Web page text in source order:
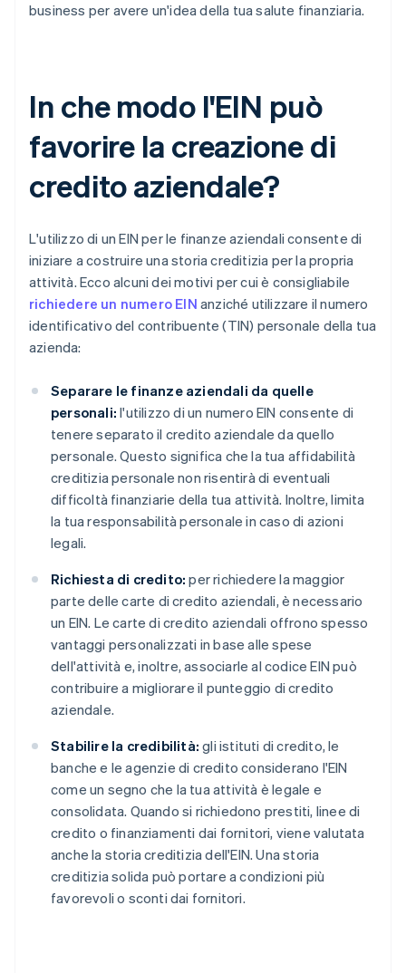
business per avere un'idea della tua salute finanziaria.
In che modo l'EIN può
favorire la creazione di
credito aziendale?
L'utilizzo di un EIN per le finanze aziendali consente di
iniziare a costruire una storia creditizia per la propria
attività. Ecco alcuni dei motivi per cui è consigliabile
richiedere un numero EIN anziché utilizzare il numero
identificativo del contribuente (TIN) personale della tua
azienda:
Separare le finanze aziendali da quelle
personali: l'utilizzo di un numero EIN consente di
tenere separato il credito aziendale da quello
personale. Questo significa che la tua affidabilità
creditizia personale non risentirà di eventuali
difficoltà finanziarie della tua attività. Inoltre, limita
la tua responsabilità personale in caso di azioni
legali.
Richiesta di credito: per richiedere la maggior
parte delle carte di credito aziendali, è necessario
un EIN. Le carte di credito aziendali offrono spesso
vantaggi personalizzati in base alle spese
dell'attività e, inoltre, associarle al codice EIN può
contribuire a migliorare il punteggio di credito
aziendale.
Stabilire la credibilità: gli istituti di credito, le
banche e le agenzie di credito considerano l'EIN
come un segno che la tua attività è legale e
consolidata. Quando si richiedono prestiti, linee di
credito o finanziamenti dai fornitori, viene valutata
anche la storia creditizia dell'EIN. Una storia
creditizia solida può portare a condizioni più
favorevoli o sconti dai fornitori.